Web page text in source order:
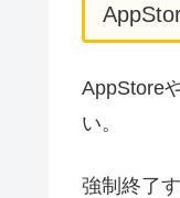
AppStore
い。
強制終了